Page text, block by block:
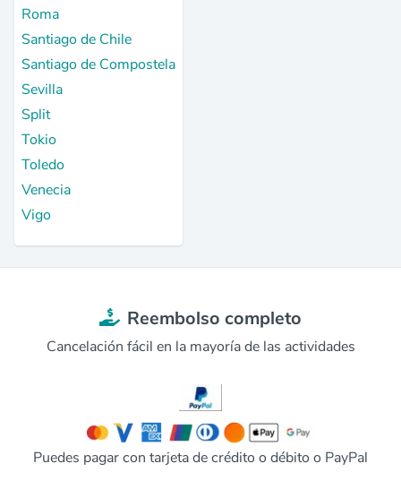
Roma
Santiago de Chile
Santiago de Compostela
Sevilla
Split
Tokio
Toledo
Venecia
Vigo
Reembolso completo
Cancelación fácil en la mayoría de las actividades
Puedes pagar con tarjeta de crédito o débito o PayPal